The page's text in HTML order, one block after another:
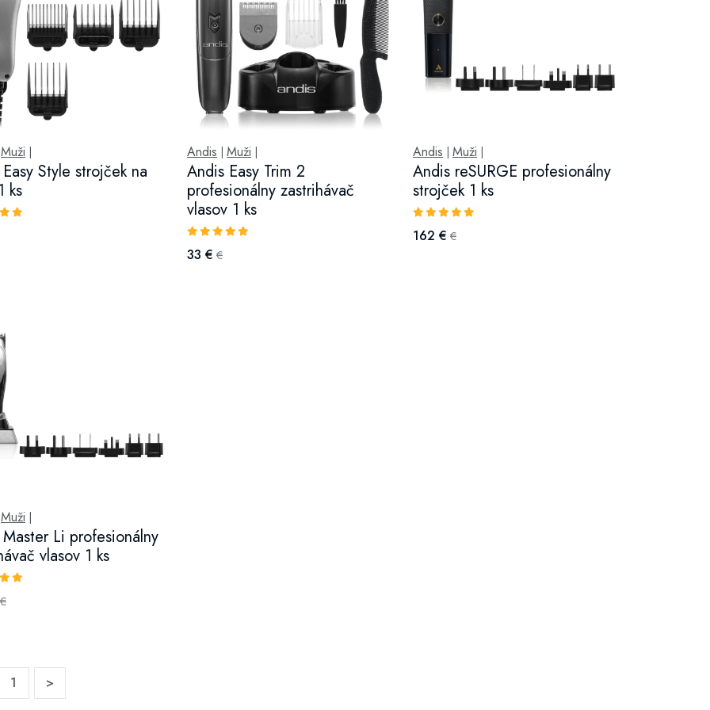
Muži
Style strojček na
ks
Andis Muži
Andis Easy Trim 2
profesionálny zastrihávač
vlasov 1 ks
33 € €
Andis Muži
Andis reSURGE profesionálny
strojček 1 ks
162 € €
Muži
Li profesionálny
vlasov 1 ks
€
1 >